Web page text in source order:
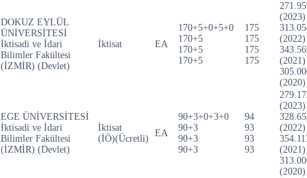
DOKUZ EYLÜL
ÜNİVERSİTESİ
İktisadi ve İdari
Bilimler Fakültesi
(İZMİR) (Devlet)
İktisat EA
170+5+0+5+0
170+5
170+5
170+5
175
175
175
175
(2023)
(2022)
(2021)
(2020)
EGE ÜNİVERSİTESİ
İktisadi ve İdari
Bilimler Fakültesi
(İZMİR) (Devlet)
İktisat
(İÖ)(Ücretli)
EA
90+3+0+3+0
90+3
90+3
90+3
94
93
93
93
(2023)
(2022)
(2021)
(2020)